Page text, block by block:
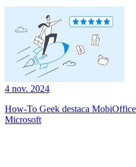
4 nov. 2024
How-To Geek destaca
Microsoft